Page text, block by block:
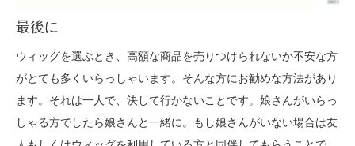
最後に
ウィッグを選ぶとき、高額な商品を売りつけられないか不安な方
がとても多くいらっしゃいます。そんな方にお勧めな方法があり
ます。それは一人で、決して行かないことです。娘さんがいらっ
しゃる方でしたら娘さんと一緒に。もし娘さんがいない場合は友